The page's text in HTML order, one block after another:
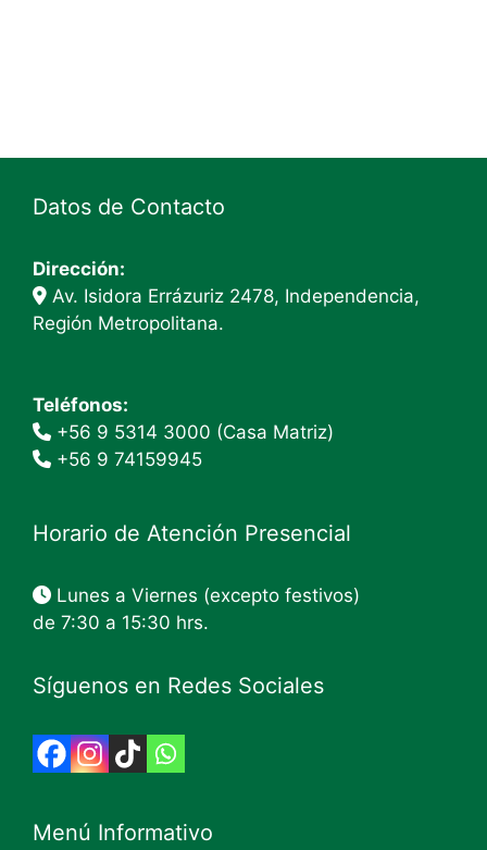
Datos de Contacto
Dirección:
Av. Isidora Errázuriz 2478, Independencia,
Región Metropolitana.
Teléfonos:
+56 9 5314 3000 (Casa Matriz)
+56 9 74159945
Horario de Atención Presencial
Lunes a Viernes (excepto festivos)
de 7:30 a 15:30 hrs.
Síguenos en Redes Sociales
Menú Informativo